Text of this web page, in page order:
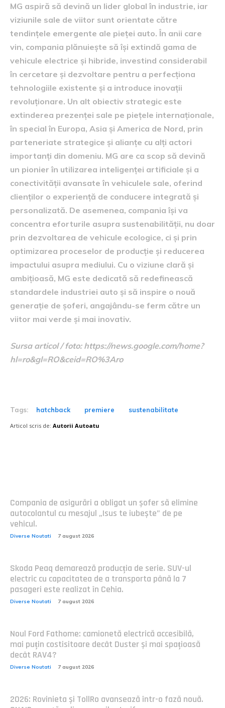
MG aspiră să devină un lider global în industrie, iar
viziunile sale de viitor sunt orientate către
tendințele emergente ale pieței auto. În anii care
vin, compania plănuiește să își extindă gama de
vehicule electrice și hibride, investind considerabil
în cercetare și dezvoltare pentru a perfecționa
tehnologiile existente și a introduce inovații
revoluționare. Un alt obiectiv strategic este
extinderea prezenței sale pe piețele internaționale,
în special în Europa, Asia și America de Nord, prin
parteneriate strategice și alianțe cu alți actori
importanți din domeniu. MG are ca scop să devină
un pionier în utilizarea inteligenței artificiale și a
conectivității avansate în vehiculele sale, oferind
clienților o experiență de conducere integrată și
personalizată. De asemenea, compania își va
concentra eforturile asupra sustenabilității, nu doar
prin dezvoltarea de vehicule ecologice, ci și prin
optimizarea proceselor de producție și reducerea
impactului asupra mediului. Cu o viziune clară și
ambițioasă, MG este dedicată să redefinească
standardele industriei auto și să inspire o nouă
generație de șoferi, angajându-se ferm către un
viitor mai verde și mai inovativ.
Sursa articol / foto: https://news.google.com/home?
hl=ro&gl=RO&ceid=RO%3Aro
Tags: hatchback premiere sustenabilitate
Articol scris de: Autorii Autoatu
Compania de asigurări a obligat un șofer să elimine
autocolantul cu mesajul „Isus te iubește” de pe
vehicul.
Diverse Noutati 7 august 2026
Skoda Peaq demarează producția de serie. SUV-ul
electric cu capacitatea de a transporta până la 7
pasageri este realizat în Cehia.
Diverse Noutati 7 august 2026
Noul Ford Fathome: camionetă electrică accesibilă,
mai puțin costisitoare decât Duster și mai spațioasă
decât RAV4?
Diverse Noutati 7 august 2026
2026: Rovinieta și TollRo avansează într-o fază nouă.